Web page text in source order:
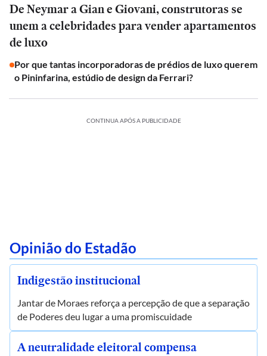
De Neymar a Gian e Giovani, construtoras se
unem a celebridades para vender apartamentos
de luxo
Por que tantas incorporadoras de prédios de luxo querem
o Pininfarina, estúdio de design da Ferrari?
CONTINUA APÓS A PUBLICIDADE
Opinião do Estadão
Indigestão institucional
Jantar de Moraes reforça a percepção de que a separação
de Poderes deu lugar a uma promiscuidade
A neutralidade eleitoral compensa